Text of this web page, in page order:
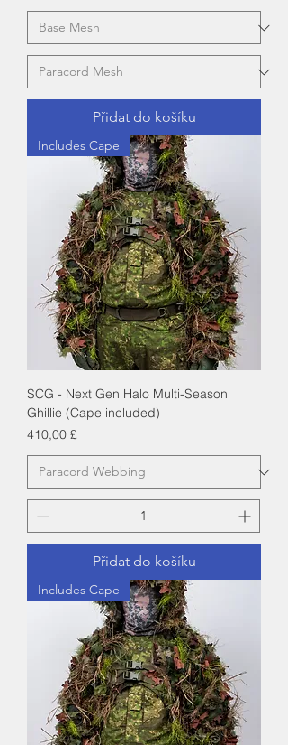
Přidat do košíku
Includes Cape
SCG - Next Gen Halo Multi-Season
Ghillie (Cape included)
Cena
410,00 £
Přidat do košíku
Includes Cape